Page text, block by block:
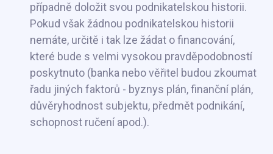
případně doložit svou podnikatelskou historii.
Pokud však žádnou podnikatelskou historii
nemáte, určitě i tak lze žádat o financování,
které bude s velmi vysokou pravděpodobností
poskytnuto (banka nebo věřitel budou zkoumat
řadu jiných faktorů - byznys plán, finanční plán,
důvěryhodnost subjektu, předmět podnikání,
schopnost ručení apod.).